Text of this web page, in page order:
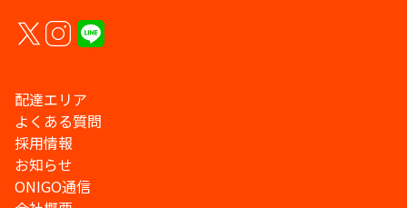
配達エリア
よくある質問
採用情報
お知らせ
ONIGO通信